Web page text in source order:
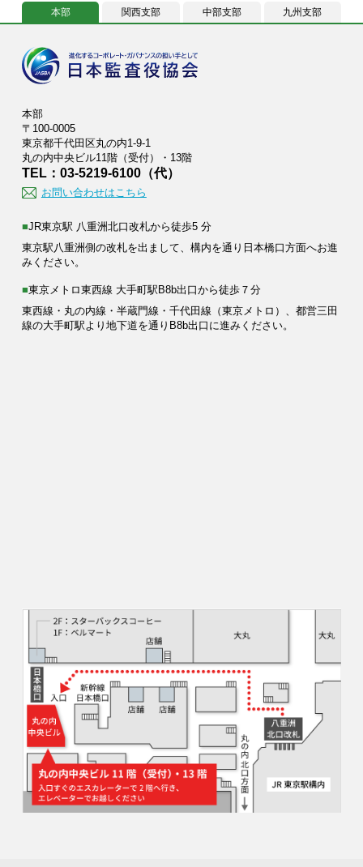
本部 関西支部 中部支部 九州支部
本部
〒100-0005
東京都千代田区丸の内1-9-1
丸の内中央ビル11階（受付）・13階
TEL：03-5219-6100（代）
お問い合わせはこちら
■JR東京駅 八重洲北口改札から徒歩5 分
東京駅八重洲側の改札を出まして、構内を通り日本橋口方面へお進
みください。
■東京メトロ東西線 大手町駅B8b出口から徒歩７分
東西線・丸の内線・半蔵門線・千代田線（東京メトロ）、都営三田
線の大手町駅より地下道を通りB8b出口に進みください。